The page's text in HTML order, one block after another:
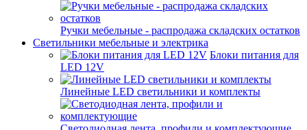
Ручки мебельные - распродажа складских остатков
Светильники мебельные и электрика
Блоки питания для
LED 12V
Линейные LED светильники и комплекты